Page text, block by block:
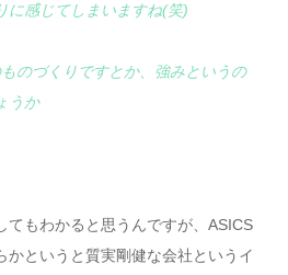
に感じてしまいますね(笑)
のづくりですとか、強みというの
うか
てもわかると思うんですが、ASICS
かというと質実剛健な会社というイ